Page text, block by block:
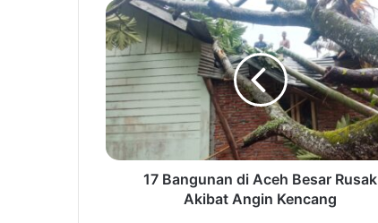
17 Bangunan di Aceh Besar Rusak
Akibat Angin Kencang